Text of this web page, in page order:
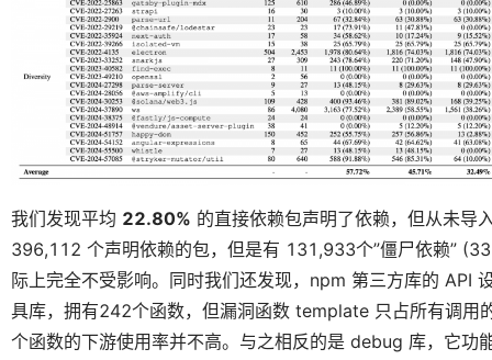
我们发现平均 22.80% 的直接依赖包声明了依赖，但从未导
396,112 个声明依赖的包，但是有 131,933个”僵尸依赖”
际上完全不受影响。同时我们还发现，npm 第三方库的 API
具库，拥有242个函数，但漏洞函数 template 只占所有调用
个函数的下游使用率并不高。与之相反的是 debug 库，它功